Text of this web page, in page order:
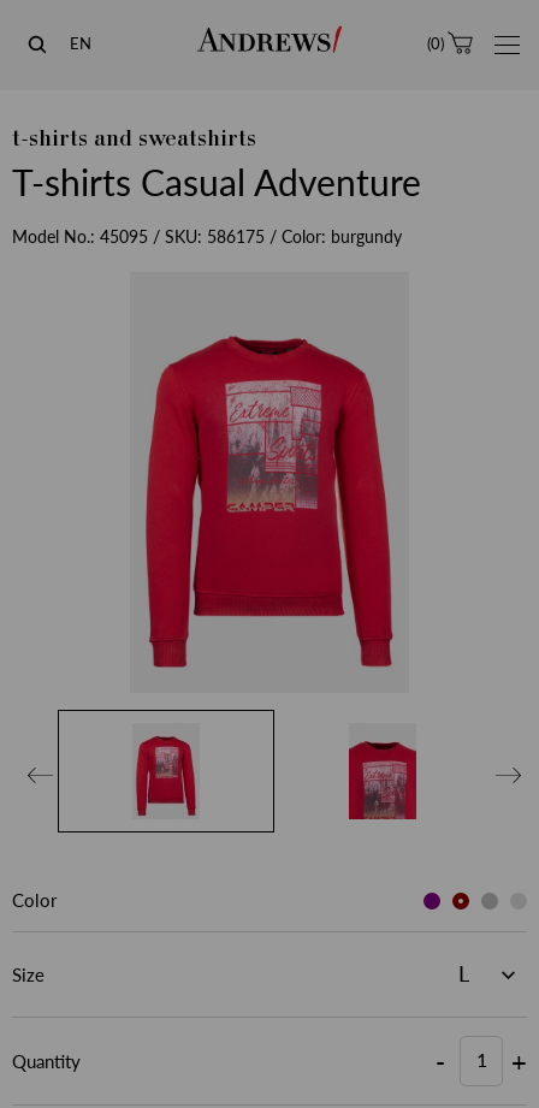
Andrews
EN (0)
t-shirts and sweatshirts
T-shirts Casual Adventure
Model No.: 45095 / SKU: 586175 / Color: burgundy
Color
Size
Quantity - +